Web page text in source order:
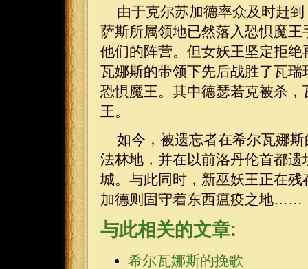
由于克尔苏加德率众及时赶
萨斯所属领地已然落入恐惧魔
他们的阵营。但女妖王坚定拒
瓦娜斯的带领下先后战胜了瓦
恐惧魔王。其中德瑟若克被杀
王。
如今，被遗忘者在希尔瓦娜
法林地，并在以前洛丹伦首都
城。与此同时，新巫妖王正在
加德则固守着东西瘟疫之地……
与此相关的文章:
希尔瓦娜斯的挽歌